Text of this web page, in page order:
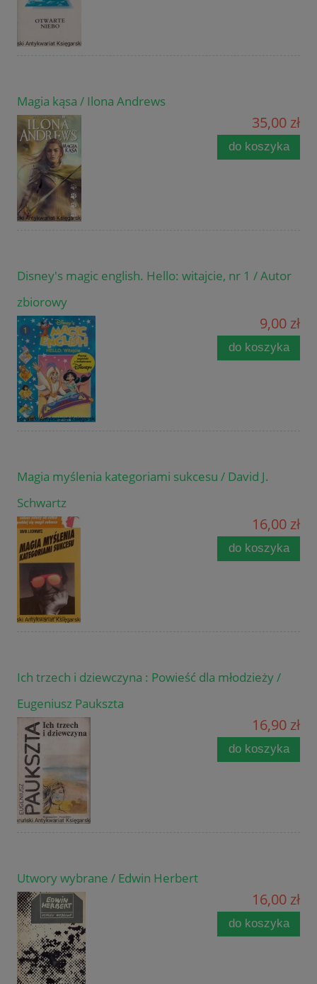
Magia kąsa / Ilona Andrews
35,00 zł
do koszyka
Disney's magic english. Hello: witajcie, nr 1 / Autor
zbiorowy
9,00 zł
do koszyka
Magia myślenia kategoriami sukcesu / David J.
Schwartz
16,00 zł
do koszyka
Ich trzech i dziewczyna : Powieść dla młodzieży /
Eugeniusz Paukszta
16,90 zł
do koszyka
Utwory wybrane / Edwin Herbert
16,00 zł
do koszyka